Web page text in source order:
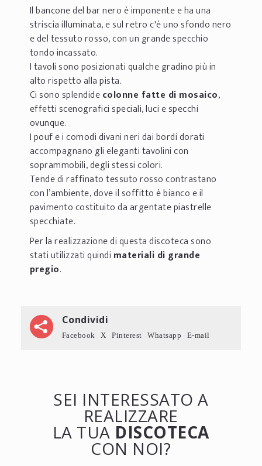
Il bancone del bar nero è imponente e ha una
striscia illuminata, e sul retro c'è uno sfondo nero
e del tessuto rosso, con un grande specchio
tondo incassato.
I tavoli sono posizionati qualche gradino più in
alto rispetto alla pista.
Ci sono splendidecolonne fatte di mosaico,
effetti scenografici speciali, luci e specchi
ovunque.
I pouf e i comodi divani neri dai bordi dorati
accompagnano gli eleganti tavolini con
soprammobili, degli stessi colori.
Tende di raffinato tessuto rosso contrastano
con l’ambiente, dove il soffitto è bianco e il
pavimento costituito da argentate piastrelle
specchiate.
Per la realizzazione di questa discoteca sono
stati utilizzati quindi materiali di grande
pregio.
Condividi
Facebook X Pinterest Whatsapp E-mail
SEI INTERESSATO A
REALIZZARE
LA TUA DISCOTECA
CON NOI?